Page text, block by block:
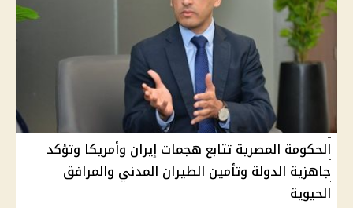
الحكومة المصرية تتابع هجمات إيران وأمريكا وتؤكد
جاهزية الدولة وتأمين الطيران المدني والمرافق
الحيوية